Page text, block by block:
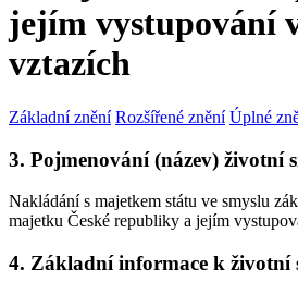
jejím vystupování
vztazích
Základní znění Rozšířené znění Úplné
3. Pojmenování (název) životní
Nakládání s majetkem státu ve smyslu
majetku České republiky a jejím
4. Základní informace k životní